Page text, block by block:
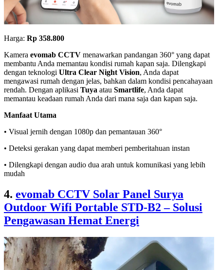
Harga: Rp 358.800
Kamera evomab CCTV menawarkan pandangan 360° yang dapat
membantu Anda memantau kondisi rumah kapan saja. Dilengkapi
dengan teknologi Ultra Clear Night Vision, Anda dapat
mengawasi rumah dengan jelas, bahkan dalam kondisi pencahayaan
rendah. Dengan aplikasi Tuya atau Smartlife, Anda dapat
memantau keadaan rumah Anda dari mana saja dan kapan saja.
Manfaat Utama
• Visual jernih dengan 1080p dan pemantauan 360°
• Deteksi gerakan yang dapat memberi pemberitahuan instan
• Dilengkapi dengan audio dua arah untuk komunikasi yang lebih
mudah
4. evomab CCTV Solar Panel Surya
Outdoor Wifi Portable STD-B2 – Solusi
Pengawasan Hemat Energi